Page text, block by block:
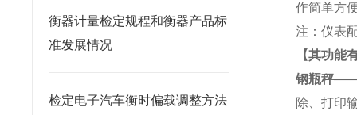
衡器计量检定规程和衡器产品标
准发展情况
检定电子汽车衡时偏载调整方法
作简单方
注：仪表
【其功能
钢瓶秤——
除、打印